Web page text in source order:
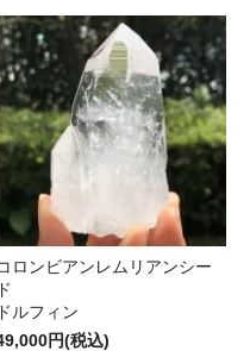
ロンビアンレムリアンシー
ド
ドルフィン
円(税込)